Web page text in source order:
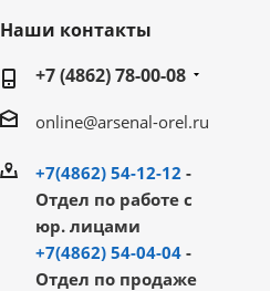
Наши контакты
+7 (4862) 78-00-08
online@arsenal-orel.ru
+7(4862) 54-12-12 -
Отдел по работе с
юр. лицами
+7(4862) 54-04-04-
Отдел по продаже